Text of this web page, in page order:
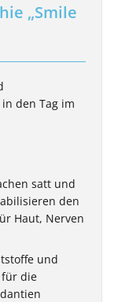
„Smile
den Tag im
satt und
den
Haut, Nerven
und
für die